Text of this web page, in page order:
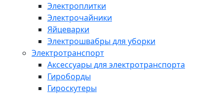
Электроплитки
Электрочайники
Яйцеварки
Электрошвабры для уборки
Электротранспорт
Аксессуары для электротранспорта
Гироборды
Гироскутеры